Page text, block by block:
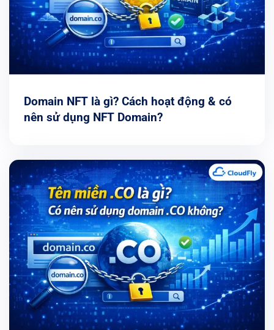
Domain NFT là gì? Cách hoạt động & có
nên sử dụng NFT Domain?